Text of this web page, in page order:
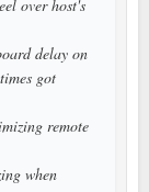
over host's
delay on
got
remote
when